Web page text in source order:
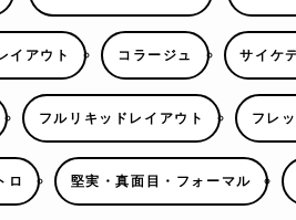
イアウト コラージュ サイケ
フルリキッドレイアウト フレ
ロ 堅実・真面目・フォーマル